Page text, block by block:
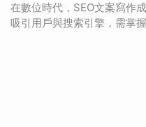
在數位時代，SEO文案寫作
吸引用戶與搜索引擎，需掌